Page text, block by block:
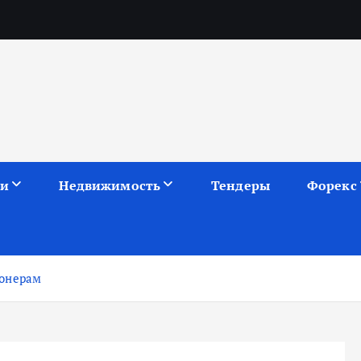
Недвижимость Тендеры Форекс